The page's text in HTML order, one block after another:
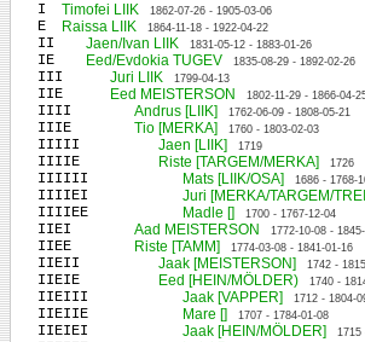
I Timofei LIIK 1862-07-26 - 1905-03-06
E Raissa LIIK 1864-11-18 - 1922-04-22
II Jaen/Ivan LIIK 1831-05-12 - 1883-01-26
IE Eed/Evdokia TUGEV 1835-08-29 - 1892-02-26
III Juri LIIK 1799-04-13
IIE Eed MEISTERSON 1802-11-29 - 1866-04-
IIII Andrus [LIIK] 1762-06-09 - 1808-05-21
IIIE Tio [MERKA] 1760 - 1803-02-03
IIIII Jaen [LIIK] 1719
IIIIE Riste [TARGEM/MERKA] 1726
IIIIII Mats [LIIK/OSA] 1686 - 1768-
IIIIEI Juri [MERKA/TARGEM/
IIIIEE Madle [] 1700 - 1767-12-04
IIEI Aad MEISTERSON 1772-10-08 -
IIEE Riste [TAMM] 1774-03-08 - 1841-01-16
IIEII Jaak [MEISTERSON] 1742 -
IIEIE Eed [HEIN/MÖLDER) 1740 -
IIEIII Jaak [VAPPER] 1712 - 1804-
IIEIIE Mare [] 1707 - 1784-01-08
IIEIEI Jaak [HEIN/MÖLDER] 1715